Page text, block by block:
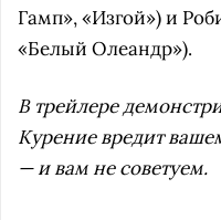
Гамп», «Изгой») и
«Белый Олеандр»).
В трейлере
Курение вредит
— и вам не советуем.